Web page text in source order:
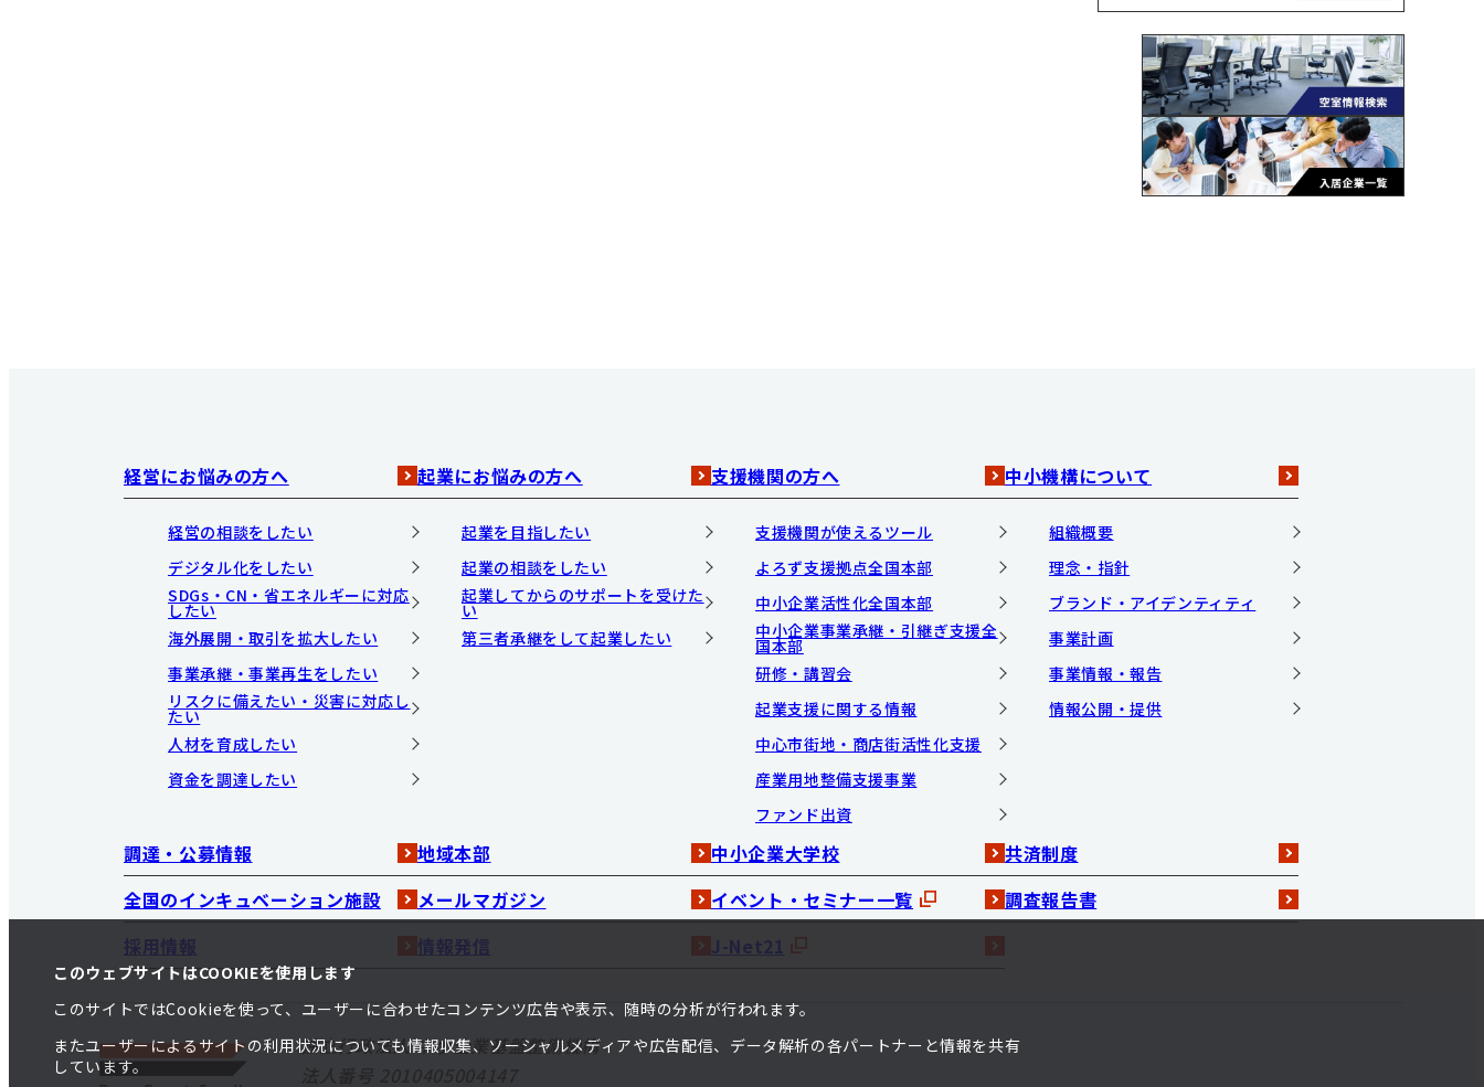
このウェブサイトはCOOKIEを使用します
このサイトではCookieを使って、ユーザーに合わせたコンテンツ広告や表示、随時の分析が行われます。
またユーザーによるサイトの利用状況についても情報収集、ソーシャルメディアや広告配信、データ解析の各パートナーと情報を共有
しています。
経営にお悩みの方へ
経営の相談をしたい
デジタル化をしたい
SDGs・CN・省エネルギーに対応
したい
海外展開・取引を拡大したい
事業承継・事業再生をしたい
リスクに備えたい・災害に対応し
たい
人材を育成したい
資金を調達したい
起業にお悩みの方へ
起業を目指したい
起業の相談をしたい
起業してからのサポートを受けた
い
第三者承継をして起業したい
支援機関の方へ
支援機関が使えるツール
よろず支援拠点全国本部
中小企業活性化全国本部
中小企業事業承継・引継ぎ支援全
国本部
研修・講習会
起業支援に関する情報
中心市街地・商店街活性化支援
産業用地整備支援事業
ファンド出資
中小機構について
組織概要
理念・指針
ブランド・アイデンティティ
事業計画
事業情報・報告
情報公開・提供
調達・公募情報 地域本部 中小企業大学校
共済制度
全国のインキュベーション施設
メールマガジン イベント・セミナー一覧
調査報告書
採用情報
情報発信 J-Net21
独立行政法人 中小企業基盤整備機構